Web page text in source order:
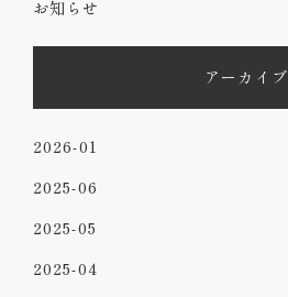
お知らせ
アーカイブ
2026-01
2025-06
2025-05
2025-04